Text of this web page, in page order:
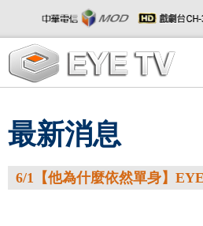
最新消息
6/1【他為什麼依然單身】